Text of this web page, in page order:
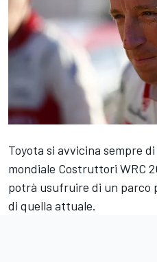
Toyota si avvicina sempre
mondiale Costruttori WRC
potrà usufruire di un parco
di quella attuale.